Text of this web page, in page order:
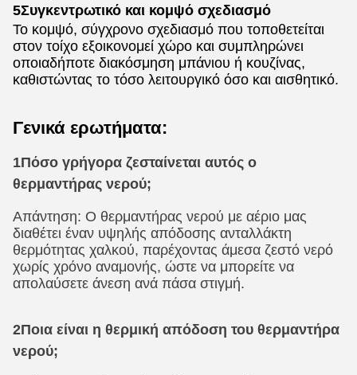
5Συγκεντρωτικό και κομψό σχεδιασμό
Το κομψό, σύγχρονο σχεδιασμό που τοποθετείται
στον τοίχο εξοικονομεί χώρο και συμπληρώνει
οποιαδήποτε διακόσμηση μπάνιου ή κουζίνας,
καθιστώντας το τόσο λειτουργικό όσο και αισθητικό.
Γενικά ερωτήματα:
1Πόσο γρήγορα ζεσταίνεται αυτός ο
θερμαντήρας νερού;
Απάντηση: Ο θερμαντήρας νερού με αέριο μας
διαθέτει έναν υψηλής απόδοσης ανταλλάκτη
θερμότητας χαλκού, παρέχοντας άμεσα ζεστό νερό
χωρίς χρόνο αναμονής, ώστε να μπορείτε να
απολαύσετε άνεση ανά πάσα στιγμή.
2Ποια είναι η θερμική απόδοση του θερμαντήρα
νερού;